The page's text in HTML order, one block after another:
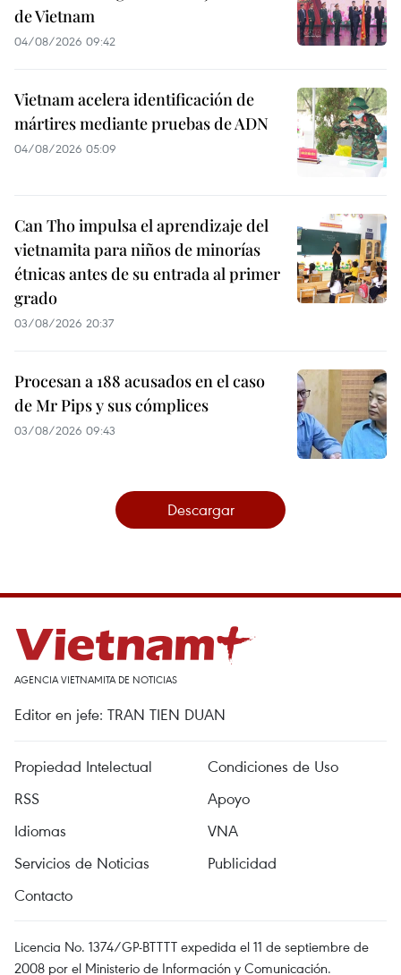
de Vietnam
04/08/2026 09:42
Vietnam acelera identificación de
mártires mediante pruebas de ADN
04/08/2026 05:09
Can Tho impulsa el aprendizaje del
vietnamita para niños de minorías
étnicas antes de su entrada al primer
grado
03/08/2026 20:37
Procesan a 188 acusados en el caso
de Mr Pips y sus cómplices
03/08/2026 09:43
Descargar
AGENCIA VIETNAMITA DE NOTICIAS
Editor en jefe: TRAN TIEN DUAN
Propiedad Intelectual
Condiciones de Uso
RSS
Apoyo
Idiomas
VNA
Servicios de Noticias
Publicidad
Contacto
Licencia No. 1374/GP-BTTTT expedida el 11 de septiembre de
2008 por el Ministerio de Información y Comunicación.